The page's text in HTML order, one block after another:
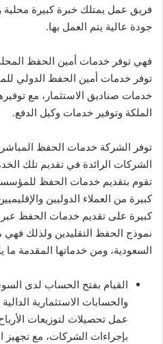
فريق عمل يمتلك خبرة كبيرة محلية
جودة عالية يتم العمل بها.
فهي توفر خدمات أمين الحفظ
توفر خدمات أمين الحفظ الدولي
خدمات صناديق الاستثمار، مع
الملكة وتوفير خدمات وكيل الدفع.
توفر الشركة خدمات الحفظ
الشركات الرائدة في تقديم تلك
تقوم بتقديم خدمات الحفظ
كبيرة من العملاء الدوليين
كبيرة على تقديم خدمات الحفظ
نموذج الحفظ التقليدين ولذلك
السعودية، ومن خدماتها المقدمة ما
القيام بفتح الحساب لدى
والحسابات الاستثمارية
عمل تحصيلات لتوزيعات
بإجراءات الشركات، مع تجهيز